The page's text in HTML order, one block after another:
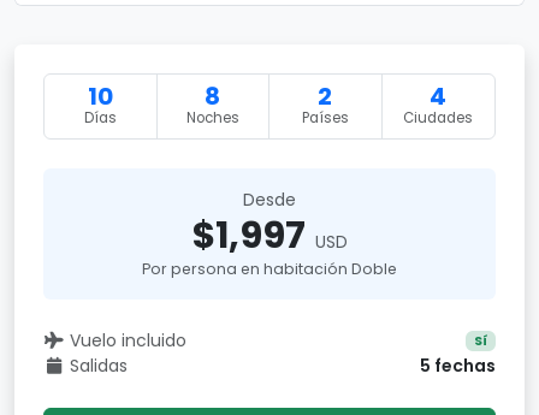
10
Días
8
Noches
2
Países
4
Ciudades
Desde
$1,997 USD
Por persona en habitación Doble
Vuelo incluido Sí
Salidas 5 fechas